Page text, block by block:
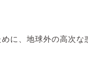
に、地球外の高次